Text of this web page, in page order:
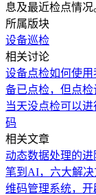
息及最近检点情况
所属版块
设备巡检
相关讨论
设备点检如何使
备已点检，但点
当天没点检可以进
码
相关文章
动态数据处理的进
笔到AI，六大解
维码管理系统，